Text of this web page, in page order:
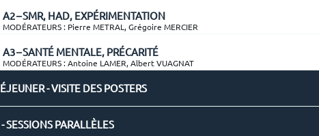
A2 – SMR, HAD, EXPÉRIMENTATION
MODÉRATEURS : Pierre METRAL, Grégoire MERCIER
A3 – SANTÉ MENTALE, PRÉCARITÉ
MODÉRATEURS : Antoine LAMER, Albert VUAGNAT
- VISITE DES POSTERS
SESSIONS PARALLÈLES